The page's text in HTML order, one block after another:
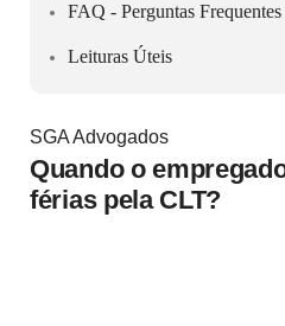
FAQ - Perguntas Frequentes
Leituras Úteis
SGA Advogados
Quando o
férias pela CLT?